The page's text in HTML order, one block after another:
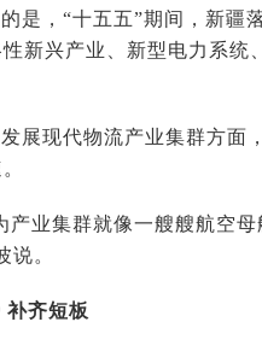
是，“十五五”期间，新疆
新兴产业、新型电力系统
展现代物流产业集群方面
产业集群就像一艘艘航空
说。
补齐短板